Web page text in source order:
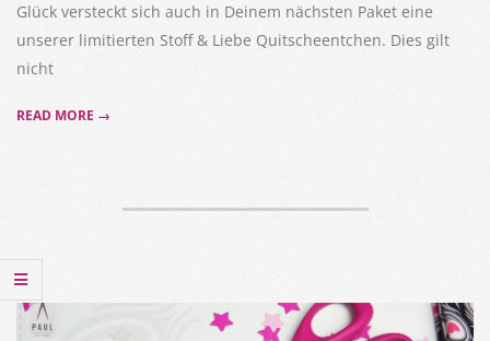
Glück versteckt sich auch in Deinem nächsten Paket eine
unserer limitierten Stoff & Liebe Quitscheentchen. Dies gilt
nicht
READ MORE →